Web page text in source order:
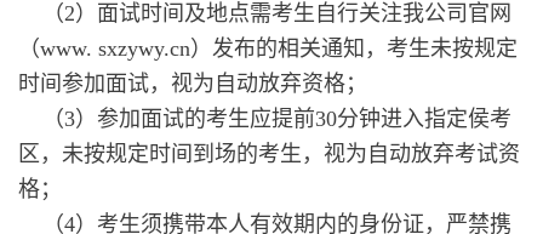
（2）面试时间及地点需考生自行关注我公司官网
（www. sxzywy.cn）发布的相关通知，考生未按规定
时间参加面试，视为自动放弃资格；
（3）参加面试的考生应提前30分钟进入指定侯考
区，未按规定时间到场的考生，视为自动放弃考试资
格；
（4）考生须携带本人有效期内的身份证，严禁携